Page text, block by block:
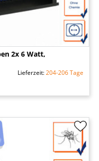
2x 6 Watt,
Lieferzeit:204-206 Tage